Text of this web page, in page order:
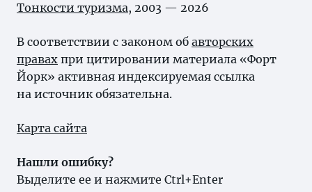
Тонкости туризма, 2003 — 2026
В соответствии с законом об авторских
правах при цитировании материала «Форт
Йорк» активная индексируемая ссылка
на источник обязательна.
Карта сайта
Нашли ошибку?
Выделите ее и нажмите Ctrl+Enter